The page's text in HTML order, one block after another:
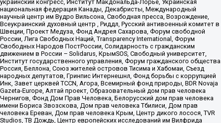
украинский конгресс, Институт Макдональда-Лорье, Украинская
национальная федерация Канады, Декабристы, Международный
научный центр им Вудро Вильсона, Свободная пресса, Возрождение,
Всеукраинский духовный центр , Риддл, Русский антивоенный комитет в
Швеции, Проект Медуза, Фонд Андрея Сахарова, Форум свободной
России, Лига Свободных Наций, Transparеncy International, Форум
Свободных Народов ПостРоссии, Солидарность с гражданским
движением в России – Solidarus, КрымSOS, Свободный университет,
Институт государственного управления, Форум гражданского общества
Россия, Беллона, Союз жителей островов Тисима и Хабомаи, Съезд
народных депутатов, Гринпис Интернешнл, Фонд борьбы с коррупцией
Инк, Завет церквей TCCN, Агора, Всемирный фонд природы, BDR Novaja
Gazeta-Europe, Алтай проект, Образовательный дом прав человека
Чернигов, Фонд Дом Прав Человека, Белорусский дом прав человека
имени Бориса Звозскова, Дом прав человека Тбилиси, Дом прав
человека Ереван, Дом прав человека Крым, Центр дикого лосося, TVR
Studios, ТВ Дождь, Центр европейских исследований им Вилфрида